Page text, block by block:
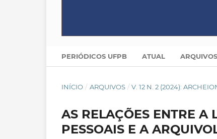
PERIÓDICOS UFPB ATUAL ARQUIVOS
INÍCIO / ARQUIVOS / V. 12 N. 2 (2024):
AS RELAÇÕES ENTRE A
PESSOAIS E A